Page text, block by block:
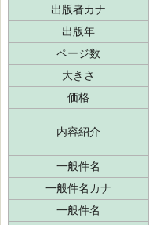
出版者カナ
出版年
ページ数
大きさ
価格
内容紹介
一般件名
一般件名カナ
一般件名